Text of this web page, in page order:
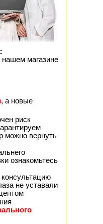
магазине
, а новые
риск
можно вернуть
ознакомьтесь
не уставали